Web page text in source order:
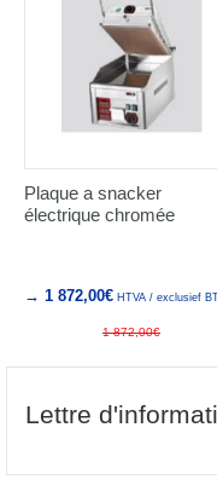
Plaque a snacker
électrique chromée
→ 1 872,00€ HTVA / exclusief
1 872,00€
Lettre